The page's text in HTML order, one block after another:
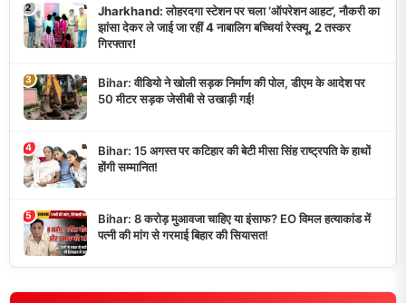
2
Jharkhand: लोहरदगा स्टेशन पर चला ‘ऑपरेशन आहट’, नौकरी का
झांसा देकर ले जाई जा रहीं 4 नाबालिग बच्चियां रेस्क्यू, 2 तस्कर
गिरफ्तार!
3
Bihar: वीडियो ने खोली सड़क निर्माण की पोल, डीएम के आदेश पर
50 मीटर सड़क जेसीबी से उखाड़ी गई!
4
Bihar: 15 अगस्त पर कटिहार की बेटी मीसा सिंह राष्ट्रपति के हाथों
होंगी सम्मानित!
5
Bihar: 8 करोड़ मुआवजा चाहिए या इंसाफ? EO विमल हत्याकांड में
पत्नी की मांग से गरमाई बिहार की सियासत!